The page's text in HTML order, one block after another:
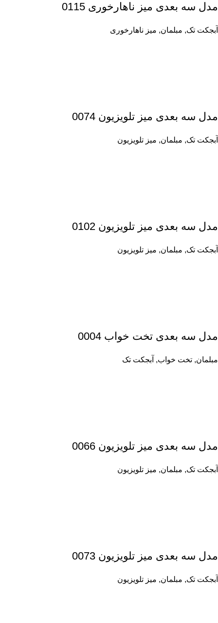
مدل سه بعدی میز ناهارخوری 0115
آبجکت تک, مبلمان, میز ناهارخوری
مدل سه بعدی میز تلویزیون 0074
آبجکت تک, مبلمان, میز تلویزیون
مدل سه بعدی میز تلویزیون 0102
آبجکت تک, مبلمان, میز تلویزیون
مدل سه بعدی تخت خواب 0004
مبلمان, تخت خواب, آبجکت تک
مدل سه بعدی میز تلویزیون 0066
آبجکت تک, مبلمان, میز تلویزیون
مدل سه بعدی میز تلویزیون 0073
آبجکت تک, مبلمان, میز تلویزیون